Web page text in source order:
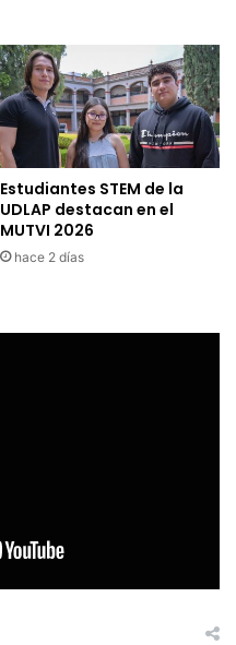
Estudiantes STEM de la
UDLAP destacan en el
MUTVI 2026
hace 2 días